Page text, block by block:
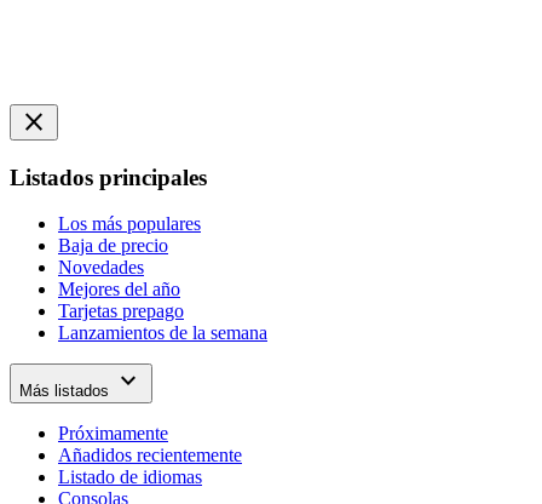
close
Listados principales
Los más populares
Baja de precio
Novedades
Mejores del año
Tarjetas prepago
Lanzamientos de la semana
Más listados expand_more
Próximamente
Añadidos recientemente
Listado de idiomas
Consolas